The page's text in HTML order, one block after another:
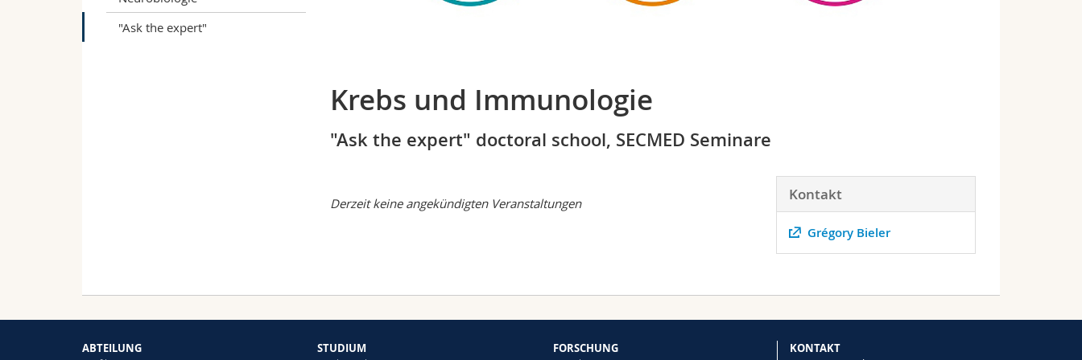
"Ask the expert"
Krebs und Immunologie
"Ask the expert" doctoral school, SECMED Seminare
Derzeit keine angekündigten Veranstaltungen
Kontakt
Grégory Bieler
ABTEILUNG
STUDIUM
FORSCHUNG
KONTAKT